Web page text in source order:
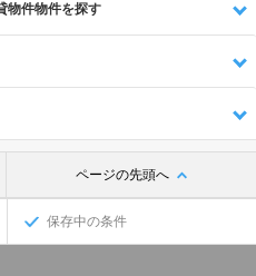
物件物件を探す
ページの先頭へ
保存中の条件